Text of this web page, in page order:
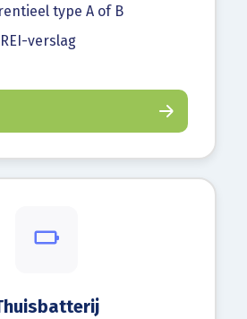
type A of B
verslag